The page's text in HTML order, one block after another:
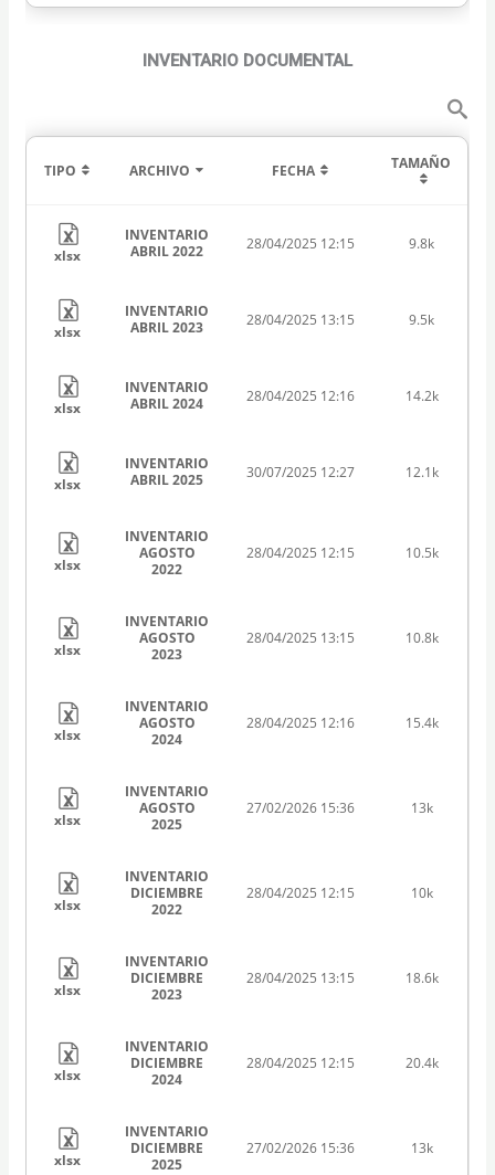
INVENTARIO DOCUMENTAL
TIPO ARCHIVO FECHA TAMAÑO
xlsx
INVENTARIO
ABRIL 2022
28/04/2025 12:15 9.8k
xlsx
INVENTARIO
ABRIL 2023
28/04/2025 13:15 9.5k
xlsx
INVENTARIO
ABRIL 2024
28/04/2025 12:16 14.2k
xlsx
INVENTARIO
ABRIL 2025
30/07/2025 12:27 12.1k
xlsx
INVENTARIO
AGOSTO
2022
28/04/2025 12:15 10.5k
xlsx
INVENTARIO
AGOSTO
2023
28/04/2025 13:15 10.8k
xlsx
INVENTARIO
AGOSTO
2024
28/04/2025 12:16 15.4k
xlsx
INVENTARIO
AGOSTO
2025
27/02/2026 15:36 13k
xlsx
INVENTARIO
DICIEMBRE
2022
28/04/2025 12:15 10k
xlsx
INVENTARIO
DICIEMBRE
2023
28/04/2025 13:15 18.6k
xlsx
INVENTARIO
DICIEMBRE
2024
28/04/2025 12:15 20.4k
xlsx
INVENTARIO
DICIEMBRE
2025
27/02/2026 15:36 13k